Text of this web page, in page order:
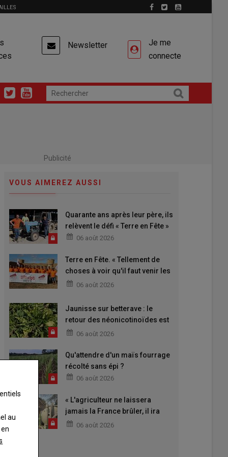
Newsletter
Je me
connecte
Publicité
VOUS AIMEREZ AUSSI
Quarante ans après leur père, ils
relèvent le défi « Terre en Fête »
06 août 2026
Terre en Fête. « Tellement de
choses à voir qu'il faut venir les
deux jours »
06 août 2026
Jaunisse sur betterave : le
retour des néonicotinoïdes est
attendu
06 août 2026
Qu'attendre d'un maïs fourrage
récolté sans épi ?
06 août 2026
« L'agriculteur ne laissera
jamais la France brûler, il ira
aider »06 août 2026
au